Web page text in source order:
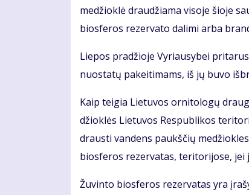
me­džiok­lė drau­džia­ma vi­so­je šio­je
bios­fe­ros re­zer­va­to da­li­mi ar­ba
Lie­pos pra­džio­je Vy­riau­sy­bei
nuo­sta­tų pa­kei­ti­mams, iš jų bu­vo
Kaip tei­gia Lie­tu­vos or­ni­to­lo­gų
džiok­lės Lie­tu­vos Res­pub­li­kos
draus­ti van­dens paukš­čių
bios­fe­ros re­zer­va­tas, te­ri­to­ri­jo­se,
Žu­vin­to bios­fe­ros re­zer­va­tas yra